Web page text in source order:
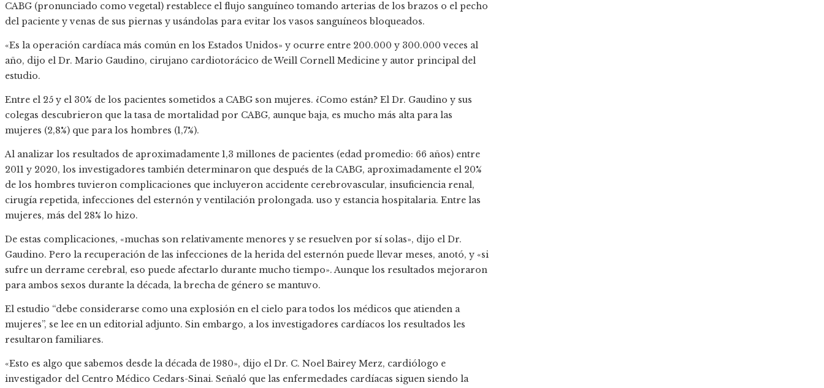
CABG (pronunciado como vegetal) restablece el flujo sanguíneo tomando arterias de los brazos o el pecho
del paciente y venas de sus piernas y usándolas para evitar los vasos sanguíneos bloqueados.
«Es la operación cardíaca más común en los Estados Unidos» y ocurre entre 200.000 y 300.000 veces al
año, dijo el Dr. Mario Gaudino, cirujano cardiotorácico de Weill Cornell Medicine y autor principal del
estudio.
Entre el 25 y el 30% de los pacientes sometidos a CABG son mujeres. ¿Como están? El Dr. Gaudino y sus
colegas descubrieron que la tasa de mortalidad por CABG, aunque baja, es mucho más alta para las
mujeres (2,8%) que para los hombres (1,7%).
Al analizar los resultados de aproximadamente 1,3 millones de pacientes (edad promedio: 66 años) entre
2011 y 2020, los investigadores también determinaron que después de la CABG, aproximadamente el 20%
de los hombres tuvieron complicaciones que incluyeron accidente cerebrovascular, insuficiencia renal,
cirugía repetida, infecciones del esternón y ventilación prolongada. uso y estancia hospitalaria. Entre las
mujeres, más del 28% lo hizo.
De estas complicaciones, «muchas son relativamente menores y se resuelven por sí solas», dijo el Dr.
Gaudino. Pero la recuperación de las infecciones de la herida del esternón puede llevar meses, anotó, y «si
sufre un derrame cerebral, eso puede afectarlo durante mucho tiempo». Aunque los resultados mejoraron
para ambos sexos durante la década, la brecha de género se mantuvo.
El estudio “debe considerarse como una explosión en el cielo para todos los médicos que atienden a
mujeres”, se lee en un editorial adjunto. Sin embargo, a los investigadores cardíacos los resultados les
resultaron familiares.
«Esto es algo que sabemos desde la década de 1980», dijo el Dr. C. Noel Bairey Merz, cardiólogo e
investigador del Centro Médico Cedars-Sinai. Señaló que las enfermedades cardíacas siguen siendo la